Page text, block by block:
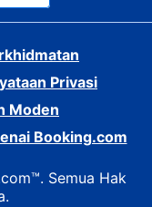
Privasi
Moden
Booking.com
Semua Hak